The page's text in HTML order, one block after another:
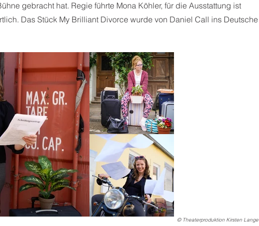
gebracht hat. Regie führte Mona Köhler, für die Ausstattung ist
Das Stück My Brilliant Divorce wurde von Daniel Call ins Deutsche
© Theaterproduktion Kirsten Lange